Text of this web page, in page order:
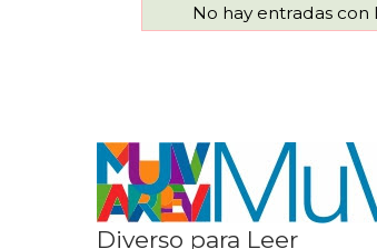
No hay entradas con
Diverso para Leer